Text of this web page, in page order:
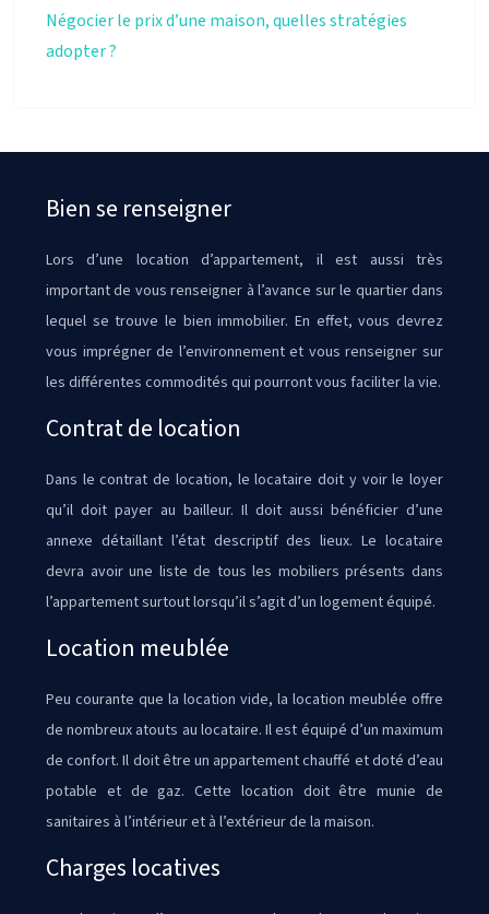
Négocier le prix d’une maison, quelles stratégies
adopter ?
Bien se renseigner
Lors d’une location d’appartement, il est aussi très
important de vous renseigner à l’avance sur le quartier dans
lequel se trouve le bien immobilier. En effet, vous devrez
vous imprégner de l’environnement et vous renseigner sur
les différentes commodités qui pourront vous faciliter la vie.
Contrat de location
Dans le contrat de location, le locataire doit y voir le loyer
qu’il doit payer au bailleur. Il doit aussi bénéficier d’une
annexe détaillant l’état descriptif des lieux. Le locataire
devra avoir une liste de tous les mobiliers présents dans
l’appartement surtout lorsqu’il s’agit d’un logement équipé.
Location meublée
Peu courante que la location vide, la location meublée offre
de nombreux atouts au locataire. Il est équipé d’un maximum
de confort. Il doit être un appartement chauffé et doté d’eau
potable et de gaz. Cette location doit être munie de
sanitaires à l’intérieur et à l’extérieur de la maison.
Charges locatives